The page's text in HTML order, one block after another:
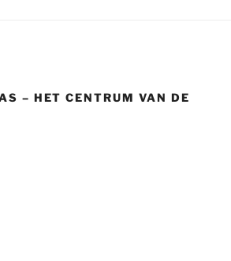
– HET CENTRUM VAN DE